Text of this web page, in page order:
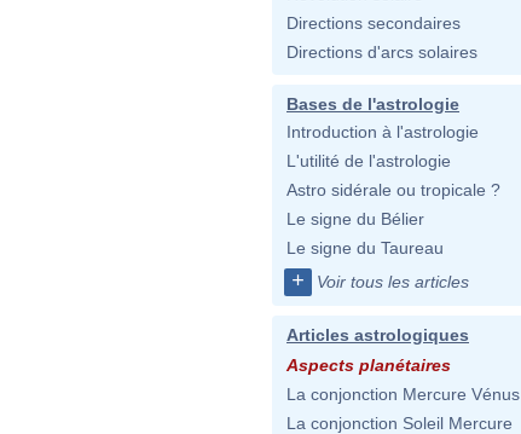
Directions secondaires
Directions d'arcs solaires
Bases de l'astrologie
Introduction à l'astrologie
L'utilité de l'astrologie
Astro sidérale ou tropicale ?
Le signe du Bélier
Le signe du Taureau
+ Voir tous les articles
Articles astrologiques
Aspects planétaires
La conjonction Mercure Vénus
La conjonction Soleil Mercure